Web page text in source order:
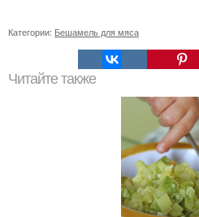
Категории: Бешамель для мяса
Читайте также